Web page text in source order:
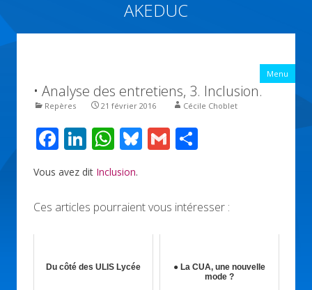
AKEDUC
Menu
• Analyse des entretiens, 3. Inclusion.
Repères 21 février 2016 Cécile Choblet
F
e
b
k
Li
n
k
e
W
h
at
s
p
Bl
sk
y
G
l g
Vous avez dit Inclusion.
Ces articles pourraient vous intéresser :
Du côté des ULIS Lycée
● La CUA, une nouvelle
mode ?